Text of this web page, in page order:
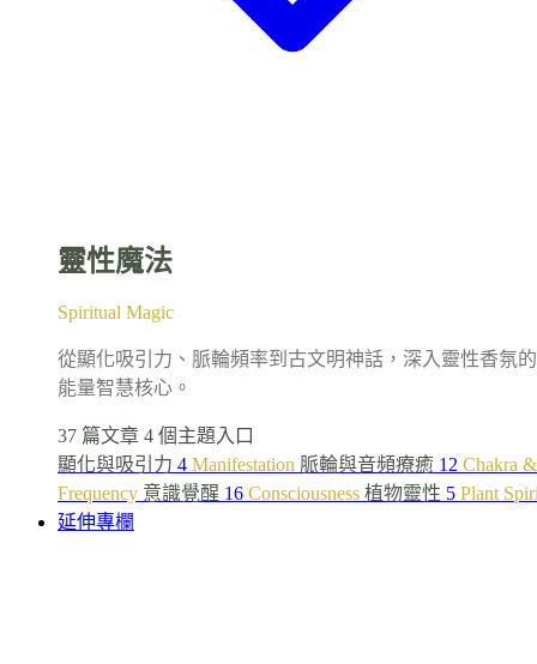
靈性魔法
Spiritual Magic
從顯化吸引力、脈輪頻率到古文明神話，深入靈性香氛的
能量智慧核心。
37 篇文章 4 個主題入口
顯化與吸引力 4 Manifestation 脈輪與音頻療癒 12 Chakra &
Frequency 意識覺醒 16 Consciousness 植物靈性 5 Plant
延伸專欄